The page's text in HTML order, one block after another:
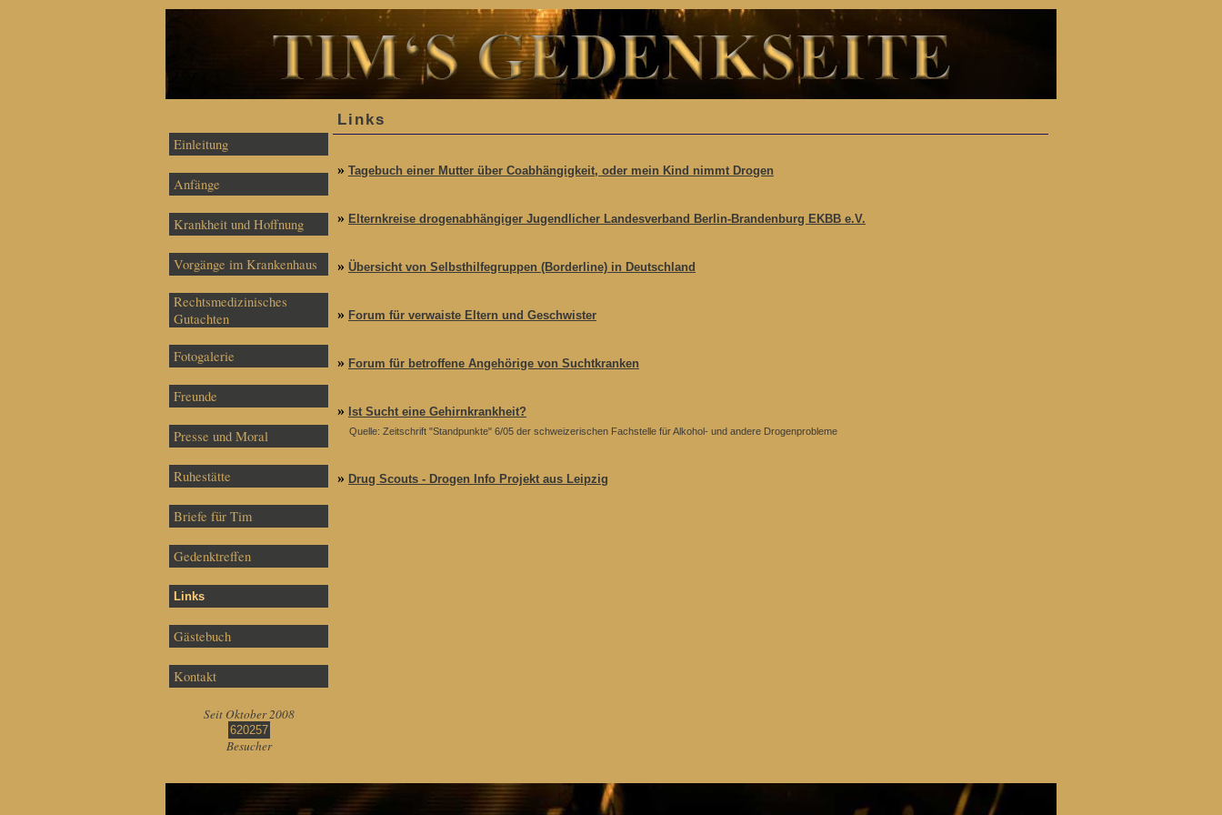
Einleitung
Anfänge
Krankheit und Hoffnung
Vorgänge im Krankenhaus
Rechtsmedizinisches
Gutachten
Fotogalerie
Freunde
Presse und Moral
Ruhestätte
Briefe für Tim
Gedenktreffen
Links
Gästebuch
Kontakt
Seit Oktober 2008
620257
Besucher
Links
» Tagebuch einer Mutter über Coabhängigkeit, oder mein Kind nimmt Drogen
» Elternkreise drogenabhängiger Jugendlicher Landesverband Berlin-Brandenburg EKBB e.V.
» Übersicht von Selbsthilfegruppen (Borderline) in Deutschland
» Forum für verwaiste Eltern und Geschwister
» Forum für betroffene Angehörige von Suchtkranken
» Ist Sucht eine Gehirnkrankheit?
Quelle: Zeitschrift "Standpunkte" 6/05 der schweizerischen Fachstelle für Alkohol- und andere Drogenprobleme
» Drug Scouts - Drogen Info Projekt aus Leipzig